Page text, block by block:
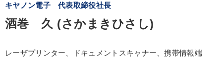
キヤノン電子 代表取締役社長
酒巻 久 (さかまきひさし)
レーザプリンター、ドキュメントスキャナー、携帯情報端